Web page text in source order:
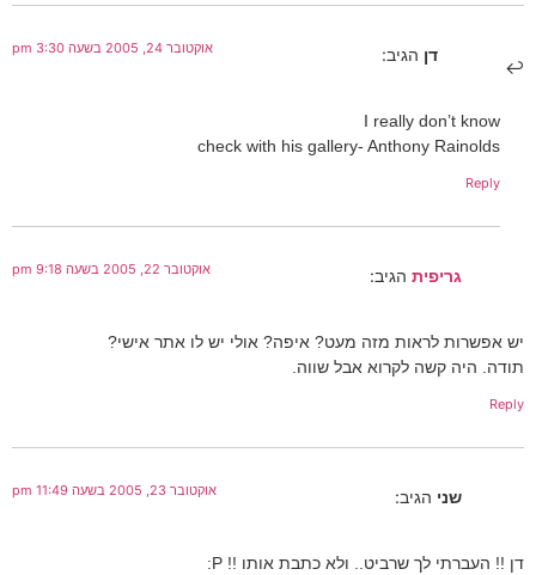
דן הגיב: אוקטובר 24, 2005 בשעה 3:30 pm
I really don’t know
check with his gallery- Anthony Rainolds
Reply
גריפית הגיב: אוקטובר 22, 2005 בשעה 9:18 pm
יש אפשרות לראות מזה מעט? איפה? אולי יש לו אתר אישי?
תודה. היה קשה לקרוא אבל שווה.
Reply
שני הגיב: אוקטובר 23, 2005 בשעה 11:49 pm
דן !! העברתי לך שרביט.. ולא כתבת אותו !! P: